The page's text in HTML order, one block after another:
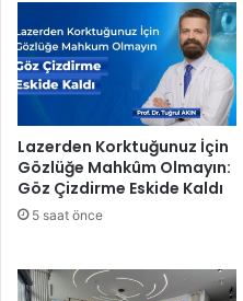
t
a
G
ç
i
r
d
i
i
Ç
e
n
İ
i
r
d
k
Lazerden Korktuğunuz İçin
Gözlüğe Mahkûm Olmayın:
Göz Çizdirme Eskide Kaldı
5 saat önce